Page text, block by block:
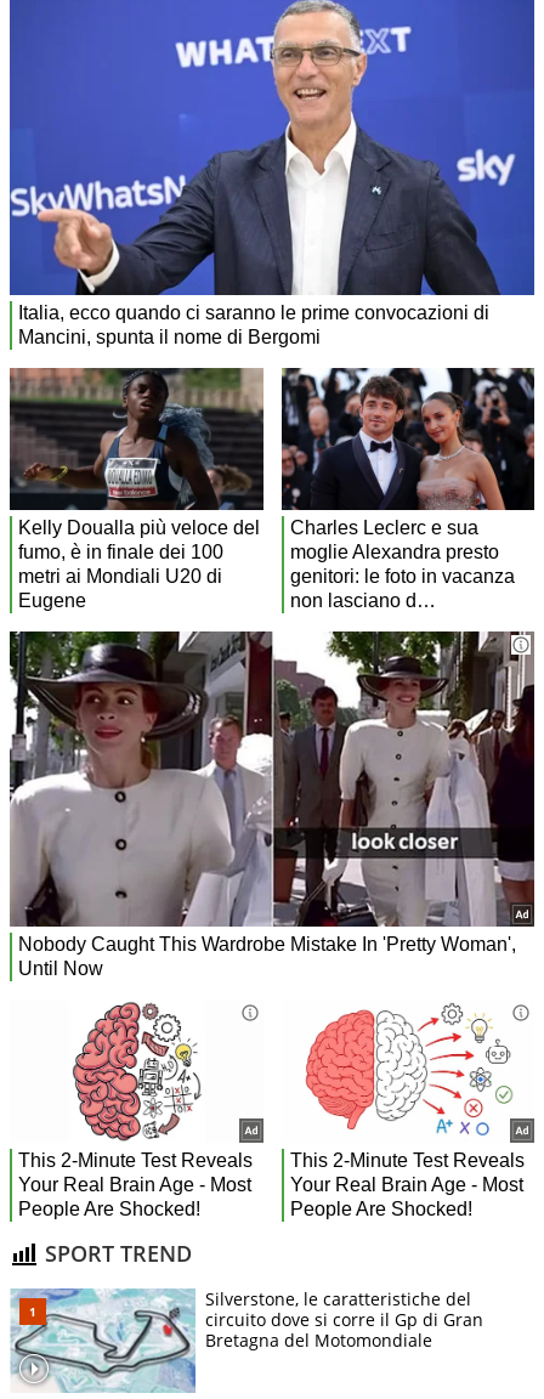
SPORT TREND
Silverstone, le caratteristiche del
circuito dove si corre il Gp di Gran
Bretagna del Motomondiale